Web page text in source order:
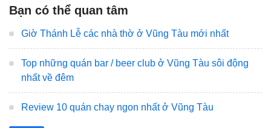
Bạn có thể quan tâm
Giờ Thánh Lễ các nhà thờ ở Vũng Tàu mới nhất
Top những quán bar / beer club ở Vũng Tàu sôi động
nhất về đêm
Review 10 quán chay ngon nhất ở Vũng Tàu